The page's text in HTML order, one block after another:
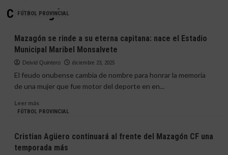
CF Mazagón
FÚTBOL PROVINCIAL
Mazagón se rinde a su eterna capitana: nace el Estadio
Municipal Maribel Monsalvete
Deivid Quintero diciembre 23, 2025
El feudo onubense cambia de nombre para honrar la memoria
de una mujer que fue motor del deporte en en...
Leer másLeer
más
se
rinde
FÚTBOL PROVINCIAL
Cristian Agüero continuará al frente del Mazagón CF una
temporada más